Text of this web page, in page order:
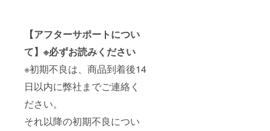
【アフターサポートについ
て】※必ずお読みください
※初期不良は、商品到着後14
日以内に弊社までご連絡く
ださい。
それ以降の初期不良につい